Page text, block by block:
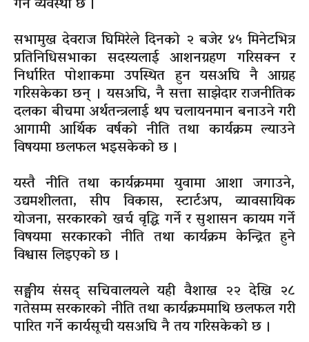
सभामुख देवराज घिमिरेले दिनको २ बजेर ४५ मिनेटभित्र
प्रतिनिधिसभाका सदस्यलाई आशनग्रहण गरिसक्न र
निर्धारित पोशाकमा उपस्थित हुन यसअघि नै आग्रह
गरिसकेका छन् । यसअघि, नै सत्ता साझेदार राजनीतिक
दलका बीचमा अर्थतन्त्रलाई थप चलायनमान बनाउने गरी
आगामी आर्थिक वर्षको नीति तथा कार्यक्रम ल्याउने
विषयमा छलफल भइसकेको छ ।
यस्तै नीति तथा कार्यक्रममा युवामा आशा जगाउने,
उद्यमशीलता, सीप विकास, स्टार्टअप, व्यावसायिक
योजना, सरकारको खर्च वृद्धि गर्ने र सुशासन कायम गर्ने
विषयमा सरकारको नीति तथा कार्यक्रम केन्द्रित हुने
विश्वास लिइएको छ ।
सङ्घीय संसद् सचिवालयले यही वैशाख २२ देखि २८
गतेसम्म सरकारको नीति तथा कार्यक्रममाथि छलफल गरी
पारित गर्ने कार्यसूची यसअघि नै तय गरिसकेको छ ।